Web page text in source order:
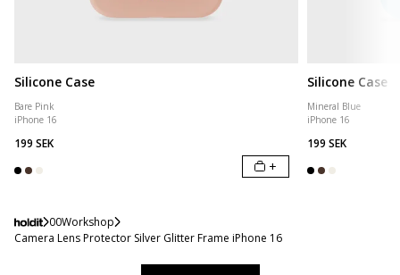
Silicone Case
Bare Pink
iPhone 16
199 SEK
+
Silicone Case
Mineral Blue
iPhone 16
199 SEK
00Workshop
Camera Lens Protector Silver Glitter Frame iPhone 16